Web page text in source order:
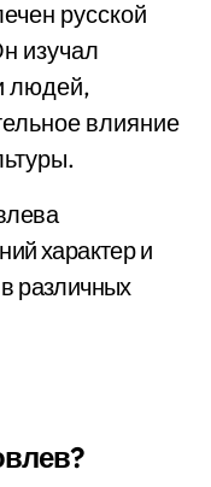
русской
изучал
людей,
влияние
характер и
различных